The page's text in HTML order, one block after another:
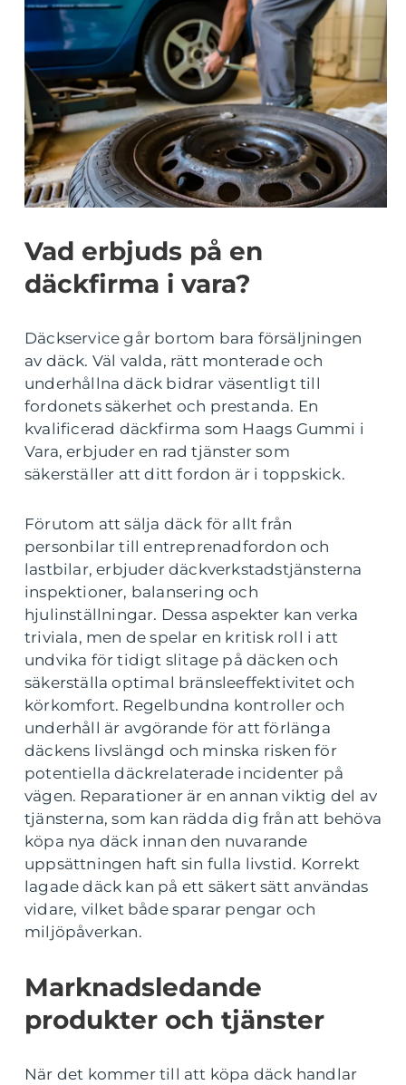
Vad erbjuds på en
däckfirma i vara?
Däckservice går bortom bara försäljningen
av däck. Väl valda, rätt monterade och
underhållna däck bidrar väsentligt till
fordonets säkerhet och prestanda. En
kvalificerad däckfirma som Haags Gummi i
Vara, erbjuder en rad tjänster som
säkerställer att ditt fordon är i toppskick.
Förutom att sälja däck för allt från
personbilar till entreprenadfordon och
lastbilar, erbjuder däckverkstadstjänsterna
inspektioner, balansering och
hjulinställningar. Dessa aspekter kan verka
triviala, men de spelar en kritisk roll i att
undvika för tidigt slitage på däcken och
säkerställa optimal bränsleeffektivitet och
körkomfort. Regelbundna kontroller och
underhåll är avgörande för att förlänga
däckens livslängd och minska risken för
potentiella däckrelaterade incidenter på
vägen. Reparationer är en annan viktig del av
tjänsterna, som kan rädda dig från att behöva
köpa nya däck innan den nuvarande
uppsättningen haft sin fulla livstid. Korrekt
lagade däck kan på ett säkert sätt användas
vidare, vilket både sparar pengar och
miljöpåverkan.
Marknadsledande
produkter och tjänster
När det kommer till att köpa däck handlar